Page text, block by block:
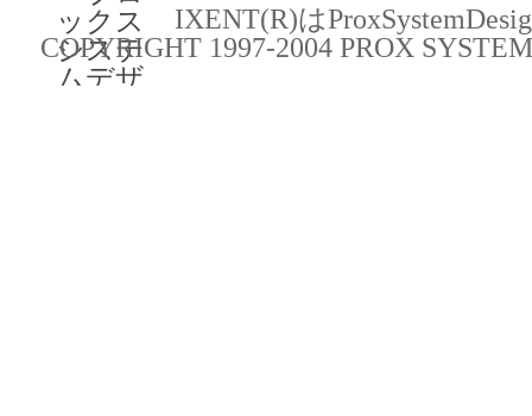
IXENT(R)は
COPYRIGHT 1997-2004 PROX